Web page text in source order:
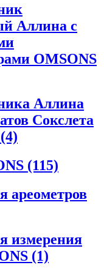
Аллина с
OMSONS
Аллина
Сокслета
(4)
(115)
ареометров
измерения
(1)